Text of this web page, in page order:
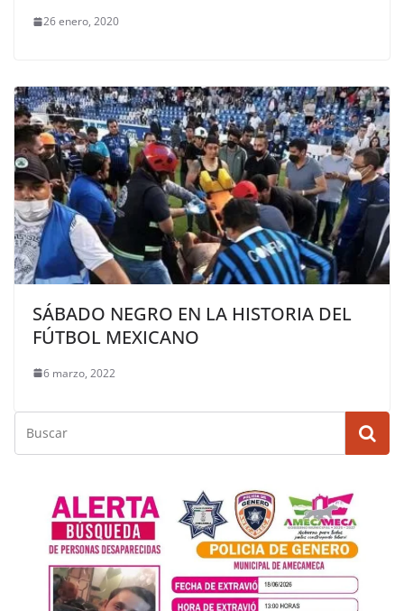
26 enero, 2020
SÁBADO NEGRO EN LA HISTORIA DEL
FÚTBOL MEXICANO
6 marzo, 2022